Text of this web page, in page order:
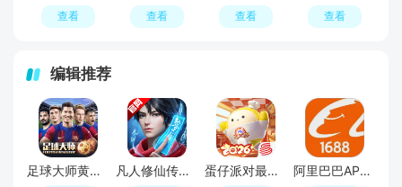
查看 查看 查看 查看
编辑推荐
足球大师黄金一代手游 凡人修仙传人界篇手游2026最新版 蛋仔派对最新版 阿里巴巴APP2026官方版